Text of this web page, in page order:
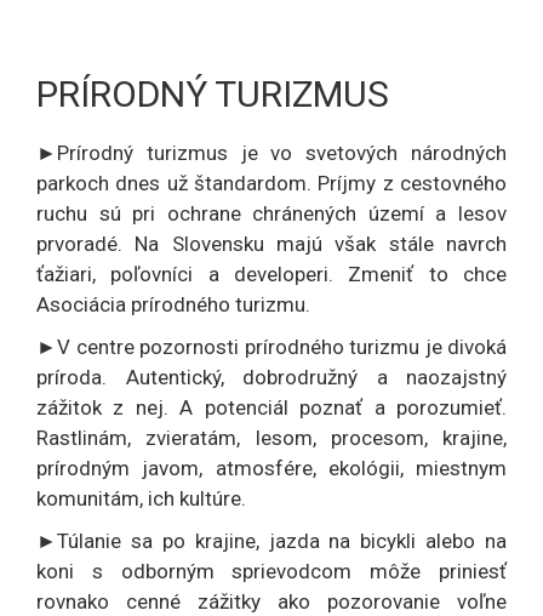
PRÍRODNÝ TURIZMUS
►Prírodný turizmus je vo svetových národných
parkoch dnes už štandardom. Príjmy z cestovného
ruchu sú pri ochrane chránených území a lesov
prvoradé. Na Slovensku majú však stále navrch
ťažiari, poľovníci a developeri. Zmeniť to chce
Asociácia prírodného turizmu.
►V centre pozornosti prírodného turizmu je divoká
príroda. Autentický, dobrodružný a naozajstný
zážitok z nej. A potenciál poznať a porozumieť.
Rastlinám, zvieratám, lesom, procesom, krajine,
prírodným javom, atmosfére, ekológii, miestnym
komunitám, ich kultúre.
►Túlanie sa po krajine, jazda na bicykli alebo na
koni s odborným sprievodcom môže priniesť
rovnako cenné zážitky ako pozorovanie voľne